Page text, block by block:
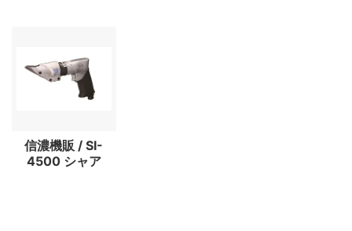
信濃機販 / SI-
4500 シャア